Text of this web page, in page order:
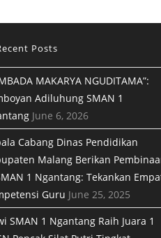
Posts
MAKARYA NGUDITAMA”:
Adiluhung SMAN 1
June 6, 2026
Cabang Dinas Pendidikan
Malang Berikan
1 Ngantang: Tekankan
Guru June 25, 2025
SMAN 1 Ngantang Raih Juara 1